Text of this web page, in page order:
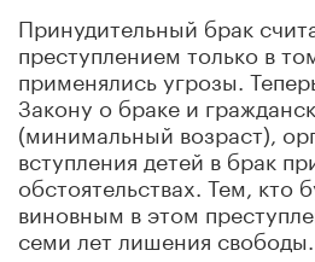
Принудительный брак
преступлением только в
применялись угрозы.
Закону о браке и
(минимальный возраст),
вступления детей в брак
обстоятельствах. Тем, кто
виновным в этом
семи лет лишения свободы.